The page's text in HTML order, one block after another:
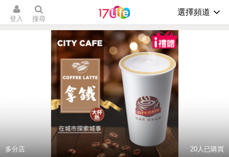
登入 搜尋
選擇頻道
多分店 20人已購買